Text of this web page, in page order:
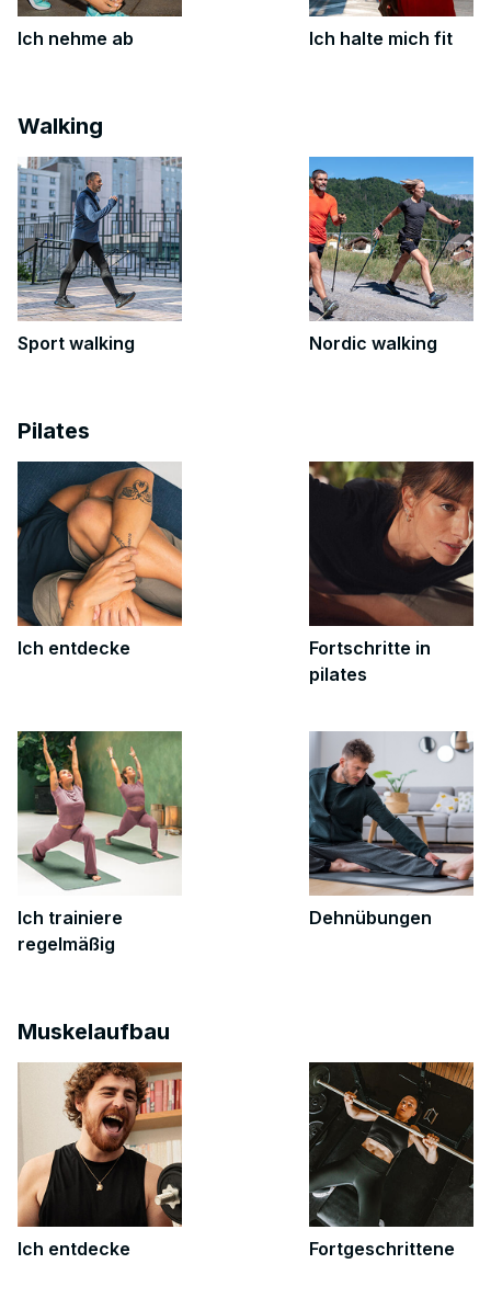
Ich nehme ab Ich halte mich fit
Walking
Sport walking Nordic walking
Pilates
Ich entdecke
Fortschritte in
pilates
Ich trainiere
regelmäßig
Dehnübungen
Muskelaufbau
Ich entdecke Fortgeschrittene